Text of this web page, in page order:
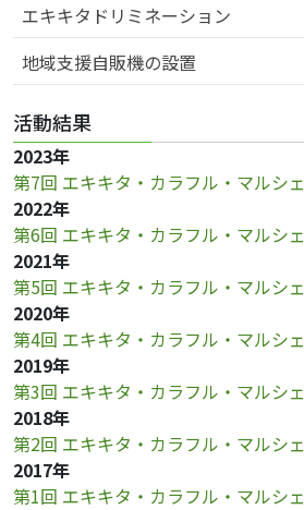
エキキタドリミネーション
地域支援自販機の設置
活動結果
2023年
第7回 エキキタ・カラフル・マルシェ
2022年
第6回 エキキタ・カラフル・マルシェ
2021年
第5回 エキキタ・カラフル・マルシェ
2020年
第4回 エキキタ・カラフル・マルシェ
2019年
第3回 エキキタ・カラフル・マルシェ
2018年
第2回 エキキタ・カラフル・マルシェ
2017年
第1回 エキキタ・カラフル・マルシェ